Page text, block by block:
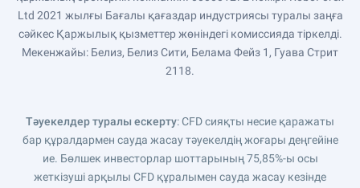
Ltd 2021 жылғы Бағалы қағаздар индустриясы туралы заңға
сәйкес Қаржылық қызметтер жөніндегі комиссияда тіркелді.
Мекенжайы: Белиз, Белиз Сити, Белама Фейз 1, Гуава Стрит
2118.
Тәуекелдер туралы ескерту: CFD сияқты несие қаражаты
бар құралдармен сауда жасау тәуекелдің жоғары деңгейіне
ие. Бөлшек инвесторлар шоттарының 75,85%-ы осы
жеткізуші арқылы CFD құралымен сауда жасау кезінде